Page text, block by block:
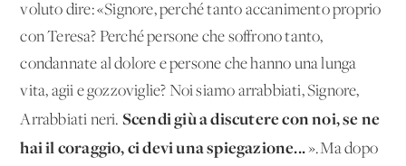
voluto dire: «Signore, perché tanto accanimento proprio
con Teresa? Perché persone che soffrono tanto,
condannate al dolore e persone che hanno una lunga
vita, agii e gozzoviglie? Noi siamo arrabbiati, Signore,
Arrabbiati neri. Scendi giù a discutere con noi, se ne
hai il coraggio, ci devi una spiegazione...».Ma dopo